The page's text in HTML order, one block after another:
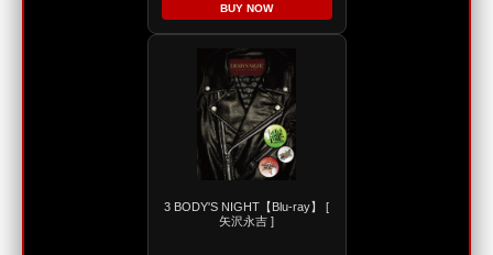
BUY NOW
3 BODY'S NIGHT【Blu-ray】 [
矢沢永吉 ]